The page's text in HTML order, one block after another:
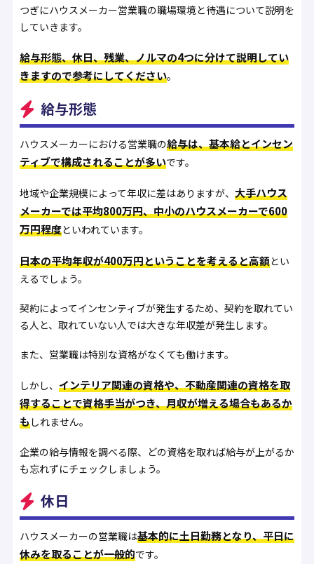
つぎにハウスメーカー営業職の職場環境と待遇について説明を
していきます。
給与形態、休日、残業、ノルマの4つに分けて説明してい
きますので参考にしてください。
給与形態
ハウスメーカーにおける営業職の給与は、基本給とインセン
ティブで構成されることが多いです。
地域や企業規模によって年収に差はありますが、 大手ハウス
メーカーでは平均800万円、中小のハウスメーカーで600
万円程度といわれています。
日本の平均年収が400万円ということを考えると高額とい
えるでしょう。
契約によってインセンティブが発生するため、契約を取れてい
る人と、取れていない人では大きな年収差が発生します。
また、営業職は特別な資格がなくても働けます。
しかし、 インテリア関連の資格や、不動産関連の資格を取
得することで資格手当がつき、月収が増える場合もあるか
もしれません。
企業の給与情報を調べる際、どの資格を取れば給与が上がるか
も忘れずにチェックしましょう。
休日
ハウスメーカーの営業職は基本的に土日勤務となり、平日に
休みを取ることが一般的です。